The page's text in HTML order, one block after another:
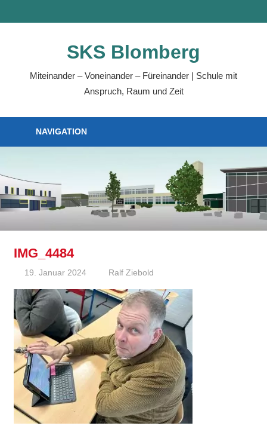
Inhalt
SKS Blomberg
Miteinander – Voneinander – Füreinander | Schule mit
Anspruch, Raum und Zeit
NAVIGATION
IMG_4484
19. Januar 2024 Ralf Ziebold